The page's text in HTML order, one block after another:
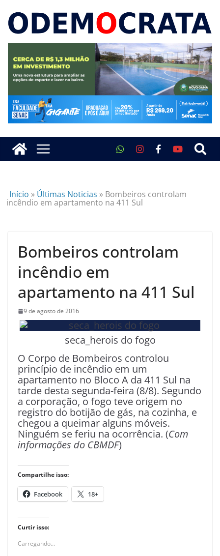
Início » Últimas Noticias » Bombeiros controlam
incêndio em apartamento na 411 Sul
Bombeiros controlam
incêndio em
apartamento na 411 Sul
9 de agosto de 2016
seca_herois do fogo
O Corpo de Bombeiros controlou
princípio de incêndio em um
apartamento no Bloco A da 411 Sul na
tarde desta segunda-feira (8/8). Segundo
a corporação, o fogo teve origem no
registro do botijão de gás, na cozinha, e
chegou a queimar alguns móveis.
Ninguém se feriu na ocorrência. (Com
informações do CBMDF)
Compartilhe isso:
Facebook 18+
Curtir isso:
Carregando...